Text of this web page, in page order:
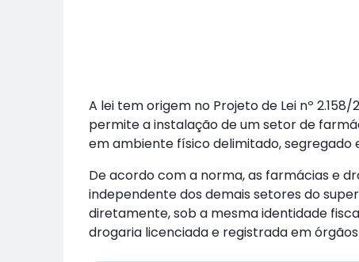
A lei tem origem no Projeto de Lei nº
permite a instalação de um setor de
em ambiente físico delimitado, segregado
De acordo com a norma, as farmácias e
independente dos demais setores do
diretamente, sob a mesma identidade
drogaria licenciada e registrada em